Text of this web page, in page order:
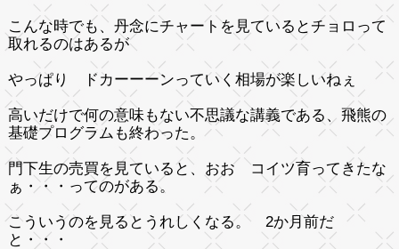
こんな時でも、丹念にチャートを見ているとチョロって
取れるのはあるが
やっぱり ドカーーーンっていく相場が楽しいねぇ
高いだけで何の意味もない不思議な講義である、飛熊の
基礎プログラムも終わった。
門下生の売買を見ていると、おお コイツ育ってきたな
ぁ・・・ってのがある。
こういうのを見るとうれしくなる。 2か月前だ
と・・・